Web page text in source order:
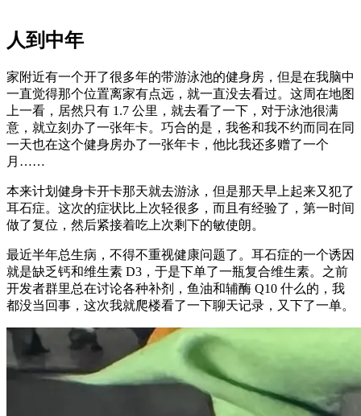
人到中年
家附近有一个开了很多年的带游泳池的健身房，但是在我脑中
一直觉得那个位置离家有点远，就一直没去看过。这周在地图
上一看，居然只有 1.7 公里，就去看了一下，对于泳池很满
意，就立刻办了一张年卡。巧合的是，我爸和我不约而同在同
一天也在这个健身房办了一张年卡，他比我还多赠了一个
月……
本来计划健身卡开卡那天就去游泳，但是那天早上起来又犯了
耳石症。这次的症状比上次轻很多，而且有经验了，第一时间
做了复位，然后紧接着吃上次剩下的敏使朗。
最近半年总生病，不得不重视健康问题了。耳石症的一个诱因
就是缺乏钙和维生素 D3，于是下单了一瓶复合维生素。之前
开发者群里总在讨论各种补剂，鱼油和辅酶 Q10 什么的，我
都没当回事，这次我就爬楼看了一下聊天记录，又下了一单。